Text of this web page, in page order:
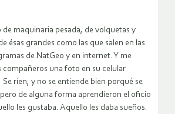
maquinaria pesada, de volquetas y
ésas grandes como las que salen en las
de NatGeo y en internet. Y me
compañeros una foto en su celular
ríen, y no se entiende bien porqué se
de alguna forma aprendieron el oficio
les gustaba. Aquello les daba sueños.